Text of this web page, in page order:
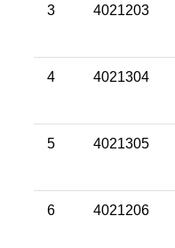
3 4021203
4 4021304
5 4021305
6 4021206